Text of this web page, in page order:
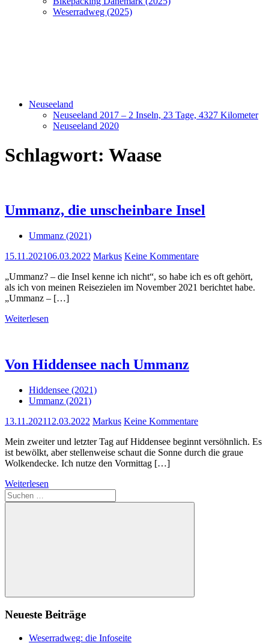
Weserradweg (2025)
Neuseeland
Neuseeland 2017 – 2 Inseln, 23 Tage, 4327 Kilometer
Neuseeland 2020
Schlagwort: Waase
Ummanz, die unscheinbare Insel
Ummanz (2021)
15.11.202106.03.2022 Markus Keine Kommentare
„Ummanz? – die Insel kenne ich nicht“, so habe ich es oft gehört,
als ich von meinen Reisezielen im November 2021 berichtet habe.
„Ummanz – […]
Weiterlesen
Von Hiddensee nach Ummanz
Hiddensee (2021)
Ummanz (2021)
13.11.202112.03.2022 Markus Keine Kommentare
Mein zweiter und letzter Tag auf Hiddensee beginnt versöhnlich. Es
ist bewölkt, aber stellenweise schaut die Sonne durch die graue
Wolkendecke. Ich nutze den Vormittag […]
Weiterlesen
Suchen
nach:
Suchen
Neueste Beiträge
Weserradweg: die Infoseite